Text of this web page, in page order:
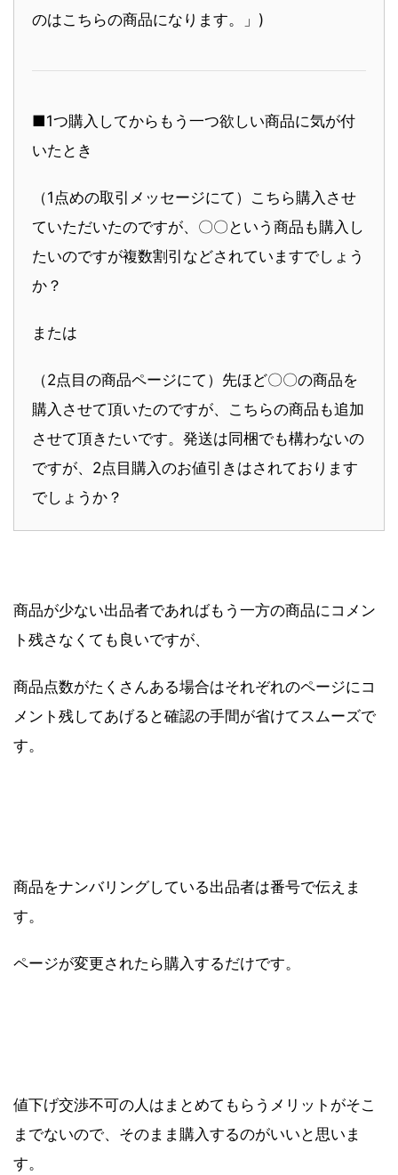
のはこちらの商品になります。」)
■1つ購入してからもう一つ欲しい商品に気が付
いたとき
（1点めの取引メッセージにて）こちら購入させ
ていただいたのですが、〇〇という商品も購入し
たいのですが複数割引などされていますでしょう
か？
または
（2点目の商品ページにて）先ほど〇〇の商品を
購入させて頂いたのですが、こちらの商品も追加
させて頂きたいです。発送は同梱でも構わないの
ですが、2点目購入のお値引きはされております
でしょうか？
商品が少ない出品者であればもう一方の商品にコメン
ト残さなくても良いですが、
商品点数がたくさんある場合はそれぞれのページにコ
メント残してあげると確認の手間が省けてスムーズで
す。
商品をナンバリングしている出品者は番号で伝えま
す。
ページが変更されたら購入するだけです。
値下げ交渉不可の人はまとめてもらうメリットがそこ
までないので、そのまま購入するのがいいと思いま
す。